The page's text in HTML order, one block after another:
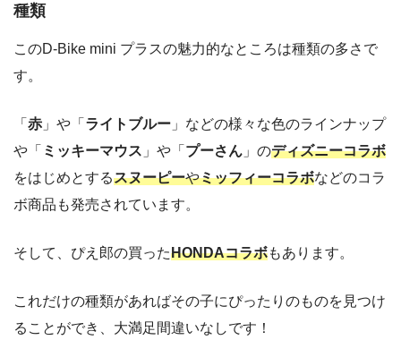
種類
このD-Bike mini プラスの魅力的なところは種類の多さで
す。
「 赤 」や「 ライトブルー 」などの様々な色のラインナップ
や「 ミッキーマウス 」や「 プーさん 」のディズニーコラボ
をはじめとするスヌーピーやミッフィーコラボなどのコラ
ボ商品も発売されています。
そして、ぴえ郎の買ったHONDAコラボもあります。
これだけの種類があればその子にぴったりのものを見つけ
ることができ、大満足間違いなしです！